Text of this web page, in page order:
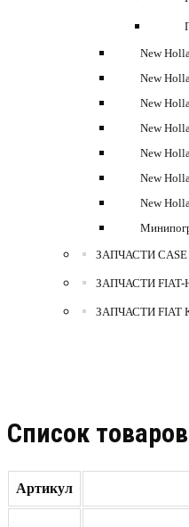
New
New
New
New
New
New
New
ЗАПЧАСТИ CASE
ЗАПЧАСТИ FIAT-
ЗАПЧАСТИ FIAT
Cписок
Артикул